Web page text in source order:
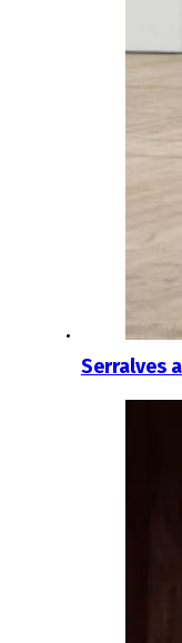
Serralves